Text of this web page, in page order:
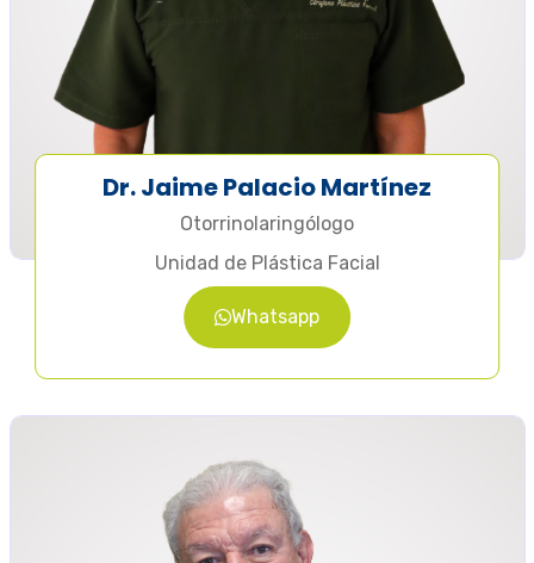
Dr. Jaime Palacio Martínez
Otorrinolaringólogo
Unidad de Plástica Facial
Whatsapp